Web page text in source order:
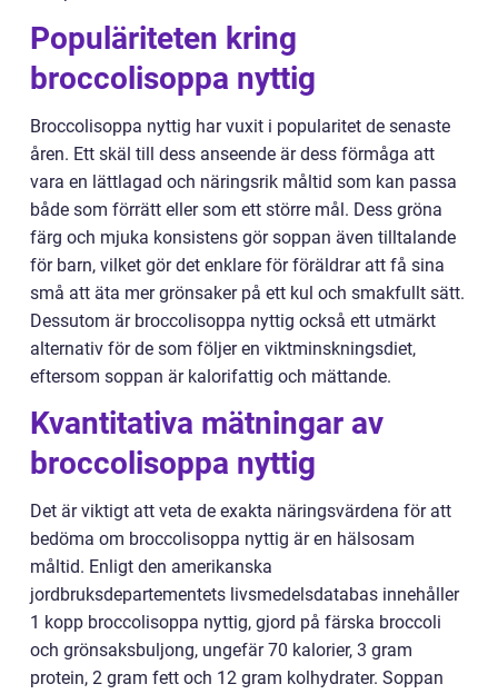
Populäriteten kring
broccolisoppa nyttig
Broccolisoppa nyttig har vuxit i popularitet de senaste
åren. Ett skäl till dess anseende är dess förmåga att
vara en lättlagad och näringsrik måltid som kan passa
både som förrätt eller som ett större mål. Dess gröna
färg och mjuka konsistens gör soppan även tilltalande
för barn, vilket gör det enklare för föräldrar att få sina
små att äta mer grönsaker på ett kul och smakfullt sätt.
Dessutom är broccolisoppa nyttig också ett utmärkt
alternativ för de som följer en viktminskningsdiet,
eftersom soppan är kalorifattig och mättande.
Kvantitativa mätningar av
broccolisoppa nyttig
Det är viktigt att veta de exakta näringsvärdena för att
bedöma om broccolisoppa nyttig är en hälsosam
måltid. Enligt den amerikanska
jordbruksdepartementets livsmedelsdatabas innehåller
1 kopp broccolisoppa nyttig, gjord på färska broccoli
och grönsaksbuljong, ungefär 70 kalorier, 3 gram
protein, 2 gram fett och 12 gram kolhydrater. Soppan